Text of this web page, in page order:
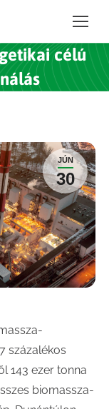
célú
JÚN
30
százalékos
143 ezer tonna
biomassza-